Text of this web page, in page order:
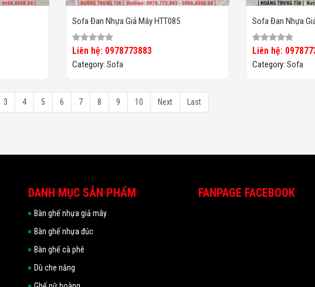
Sofa Đan Nhựa Giả Mây HTT085
Liên hệ: 0978773883
Category: Sofa
Sofa Đan Nhựa
Liên hệ:
Category: Sofa
3 4 5 6 7 8 9 10 Next Last
DANH MỤC SẢN PHẨM
Bàn ghế nhựa giả mây
Bàn ghế nhựa đúc
Bàn ghế cà phê
Dù che nắng
FANPAGE FACEBOOK